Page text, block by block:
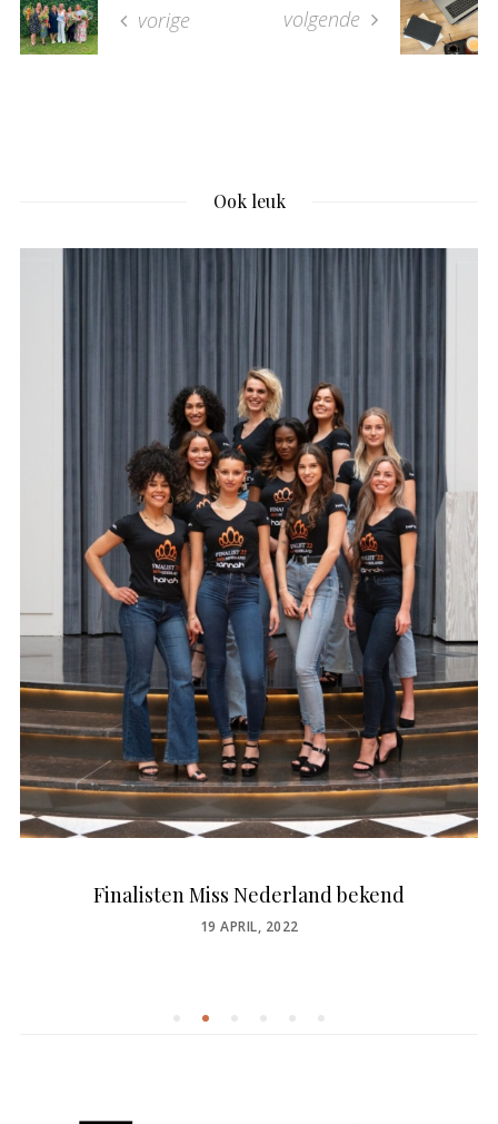
vorige volgende
Ook leuk
Finalisten Miss Nederland bekend
POSTED
19 APRIL, 2022